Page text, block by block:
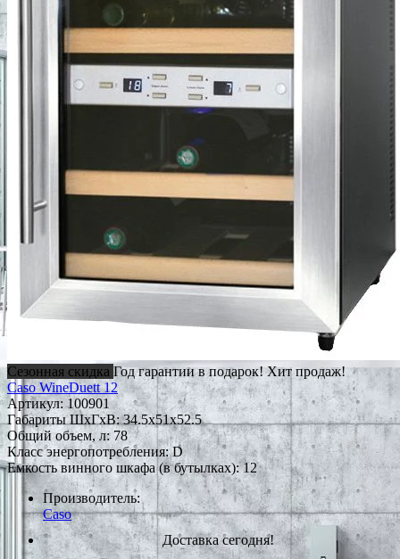
Сезонная скидка Год гарантии в подарок!Хит продаж!
Caso WineDuett 12
Артикул: 100901
Габариты ШxГxВ: 34.5x51x52.5
Общий объем, л: 78
Класс энергопотребления: D
Емкость винного шкафа (в бутылках): 12
Производитель:
Caso
Доставка сегодня!